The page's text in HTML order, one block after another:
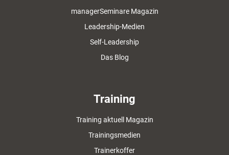
managerSeminare Magazin
Leadership-Medien
Self-Leadership
Das Blog
Training
Training aktuell Magazin
Trainingsmedien
Trainerkoffer